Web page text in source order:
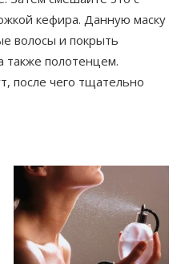
кефира. Данную маску
волосы и покрыть
также полотенцем.
после чего тщательно